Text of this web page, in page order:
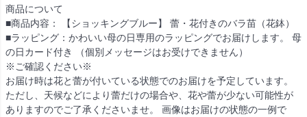
商品について
■商品内容： 【ショッキングブルー】 蕾・花付きのバラ苗（花鉢）
■ラッピング：かわいい母の日専用のラッピングでお届けします。 母
の日カード付き （個別メッセージはお受けできません）
※ご確認ください※
お届け時は花と蕾が付いている状態でのお届けを予定しています。
ただし、天候などにより蕾だけの場合や、花や蕾が少ない可能性が
ありますのでご了承くださいませ。 画像はお届けの状態の一例で